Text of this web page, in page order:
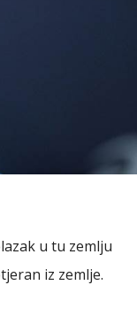
u tu zemlju
iz zemlje.